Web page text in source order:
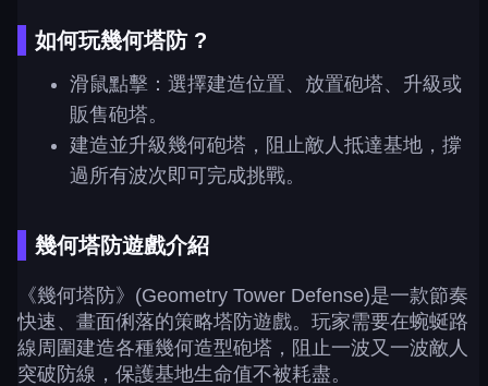
如何玩幾何塔防 ?
滑鼠點擊：選擇建造位置、放置砲塔、升級或
販售砲塔。
建造並升級幾何砲塔，阻止敵人抵達基地，撐
過所有波次即可完成挑戰。
幾何塔防遊戲介紹
《幾何塔防》(Geometry Tower Defense)是一款節奏
快速、畫面俐落的策略塔防遊戲。玩家需要在蜿蜒路
線周圍建造各種幾何造型砲塔，阻止一波又一波敵人
突破防線，保護基地生命值不被耗盡。